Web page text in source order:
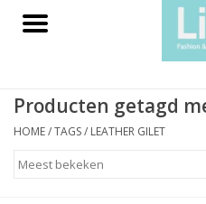
Home
Schoenen
Producten getagd
HOME/TAGS/ LEATHER GILET